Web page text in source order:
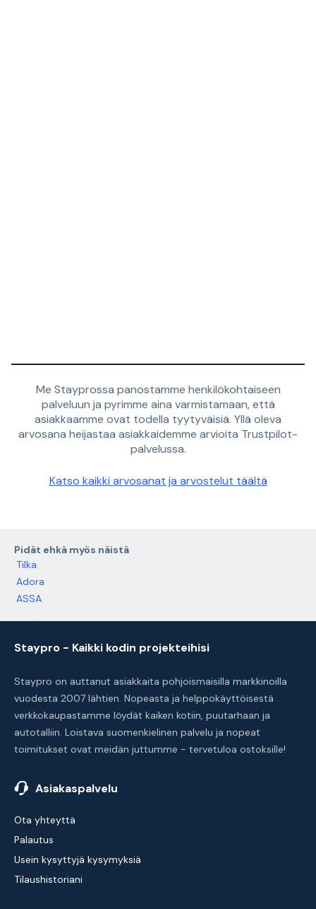
Me Stayprossa panostamme henkilökohtaiseen
palveluun ja pyrimme aina varmistamaan, että
asiakkaamme ovat todella tyytyväisiä. Yllä oleva
arvosana heijastaa asiakkaidemme arvioita Trustpilot-
palvelussa.
Katso kaikki arvosanat ja arvostelut täältä
Pidät ehkä myös näistä
Tilka
Adora
ASSA
Staypro - Kaikki kodin projekteihisi
Staypro on auttanut asiakkaita pohjoismaisilla markkinoilla
vuodesta 2007 lähtien. Nopeasta ja helppokäyttöisestä
verkkokaupastamme löydät kaiken kotiin, puutarhaan ja
autotalliin. Loistava suomenkielinen palvelu ja nopeat
toimitukset ovat meidän juttumme - tervetuloa ostoksille!
Asiakaspalvelu
Ota yhteyttä
Palautus
Usein kysyttyjä kysymyksiä
Tilaushistoriani